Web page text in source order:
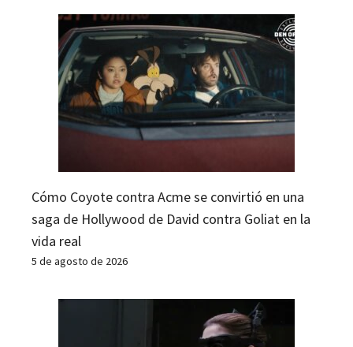
Cómo Coyote contra Acme se convirtió en una
saga de Hollywood de David contra Goliat en la
vida real
5 de agosto de 2026